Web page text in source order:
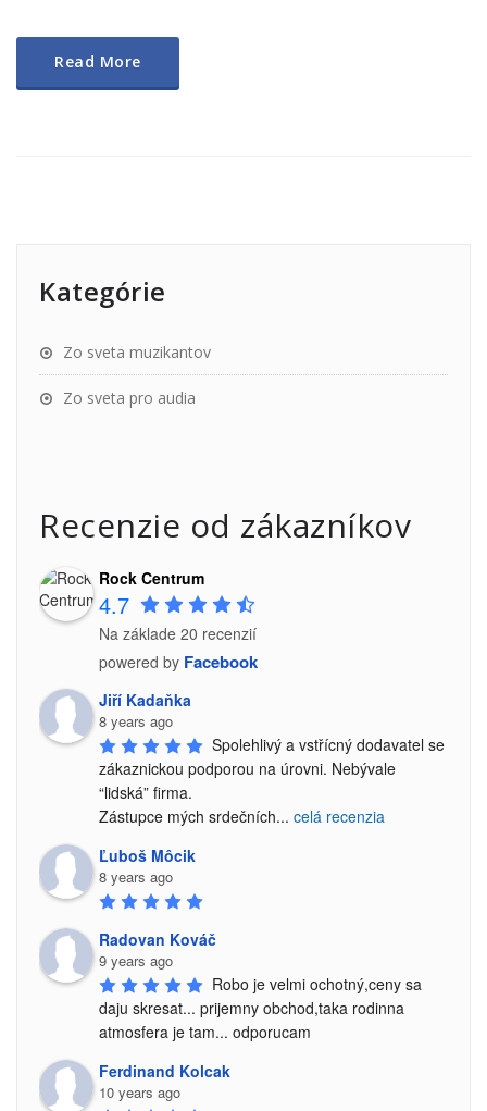
Read More
Kategórie
Zo sveta muzikantov
Zo sveta pro audia
Recenzie od zákazníkov
Rock Centrum
4.7
Na základe 20 recenzií
powered by Facebook
Jiří Kadaňka
8 years ago
Spolehlivý a vstřícný dodavatel se
zákaznickou podporou na úrovni. Nebývale
“lidská” firma.
Zástupce mých srdečních... celá recenzia
Ľuboš Môcik
8 years ago
Radovan Kováč
9 years ago
Robo je velmi ochotný,ceny sa
daju skresat... prijemny obchod,taka rodinna
atmosfera je tam... odporucam
Ferdinand Kolcak
10 years ago